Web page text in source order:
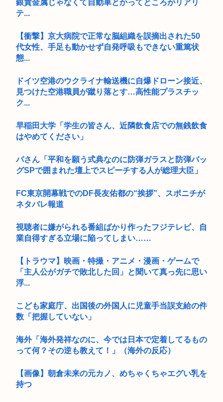
銀貴金属じゃなくて自動車とかってところがリアリ
テ...
【衝撃】京大病院で正常な脳組織を誤摘出された50
代女性、手足も動かせず自発呼吸もできない重篤状
態...
ドイツ空港のウクライナ輸送機に自爆ドローン接近、
見つけた空港職員が蹴り落とす…高性能プラスチッ
ク...
早稲田大学「学生の皆さん、近隣飲食店での無銭飲食
はやめてください」
パさん「平和を願う式典なのに防弾ガラスと防弾バッ
グSPで囲まれた壇上でスピーチする人が総理大臣」
FC東京開幕戦でのDF長友佑都の“挨拶”、スポニチが
ネタバレ報道
視聴者に嫌がられる番組ばかり作ったフジテレビ、自
業自得すぎる立場に陥ってしまい……
【トラウマ】映画・特撮・アニメ・漫画・ゲームで
「主人公がガチで敗北した回」と聞いて真っ先に思い
浮...
こども家庭庁、出国後の外国人に児童手当誤支給の件
数「把握していない」
海外「海外発祥なのに、今では日本で定着してるもの
って何？その逆も教えて！」（海外の反応）
【画像】朝倉未来の元カノ、めちゃくちゃエグい乳を
持つ